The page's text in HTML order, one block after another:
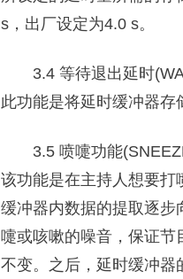
s，出厂设定为4.0 s。
3.4 等待退出延时
此功能是将延时缓冲器存
3.5 喷嚏功能
该功能是在主持人想要打
缓冲器内数据的提取逐步
嚏或咳嗽的噪音，保证节
不变。之后，延时缓冲器